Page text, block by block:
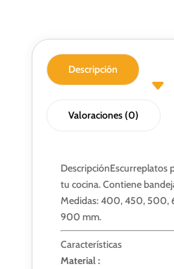
Descripción
Valoraciones (0)
DescripciónEscurreplatos
tu cocina. Contiene
Medidas: 400, 450,
900 mm.
Características
Material :